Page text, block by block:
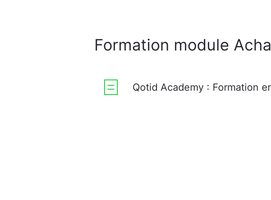
Formation module
Qotid Academy : Formation